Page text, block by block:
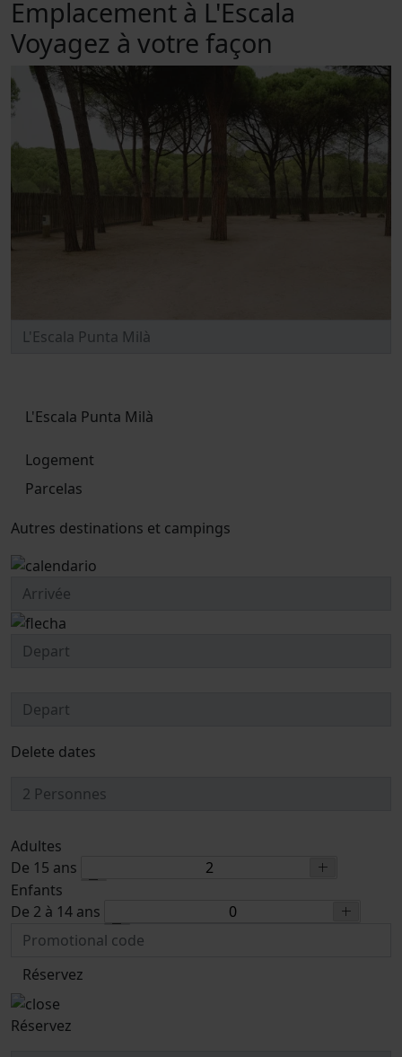
Emplacement à L'Escala
Voyagez à votre façon
L'Escala Punta Milà
Logement
Parcelas
Autres destinations et campings
Delete dates
Adultes
De 15 ans
Enfants
De 2 à 14 ans
Réservez
Réservez